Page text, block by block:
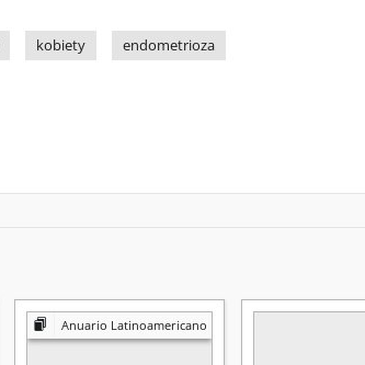
kobiety endometrioza
Anuario Latinoamericano